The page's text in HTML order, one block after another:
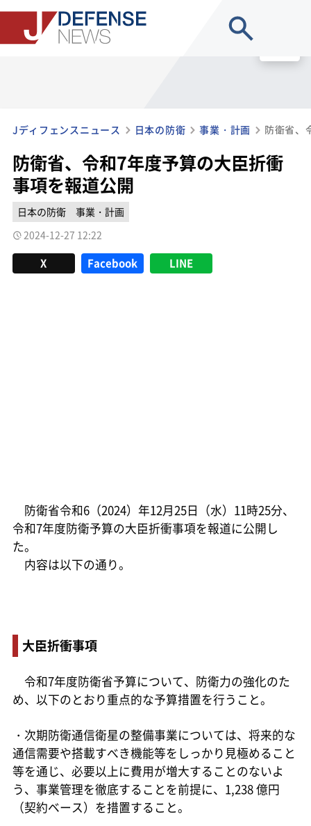
Jディフェンスニュース 日本の防衛 事業・計画 防衛省、
防衛省、令和7年度予算の大臣折衝
事項を報道公開
日本の防衛
事業・計画
2024-12-27 12:22
X Facebook LINE
防衛省令和6（2024）年12月25日（水）11時25分、
令和7年度防衛予算の大臣折衝事項を報道に公開し
た。
内容は以下の通り。
大臣折衝事項
令和7年度防衛省予算について、防衛力の強化のた
め、以下のとおり重点的な予算措置を行うこと。
・次期防衛通信衛星の整備事業については、将来的な
通信需要や搭載すべき機能等をしっかり見極めること
等を通じ、必要以上に費用が増大することのないよ
う、事業管理を徹底することを前提に、1,238 億円
（契約ベース）を措置すること。